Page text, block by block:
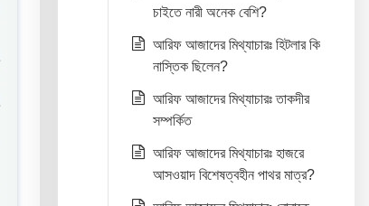
চাইতে নারী অনেক বেশি?
আরিফ আজাদের মিথ্যাচারঃ হিটলার কি
নাস্তিক ছিলেন?
আরিফ আজাদের মিথ্যাচারঃ তাকদীর
সম্পর্কিত
আরিফ আজাদের মিথ্যাচারঃ হাজরে
আসওয়াদ বিশেষত্বহীন পাথর মাত্র?